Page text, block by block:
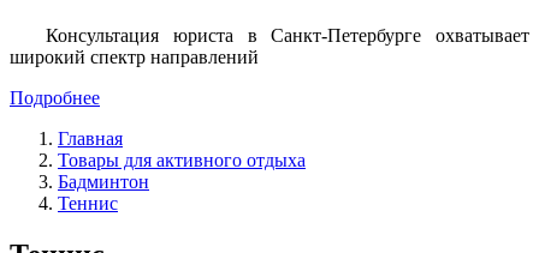
Консультация юриста в Санкт-Петербурге охватывает
широкий спектр направлений
Подробнее
Главная
Товары для активного отдыха
Бадминтон
Теннис